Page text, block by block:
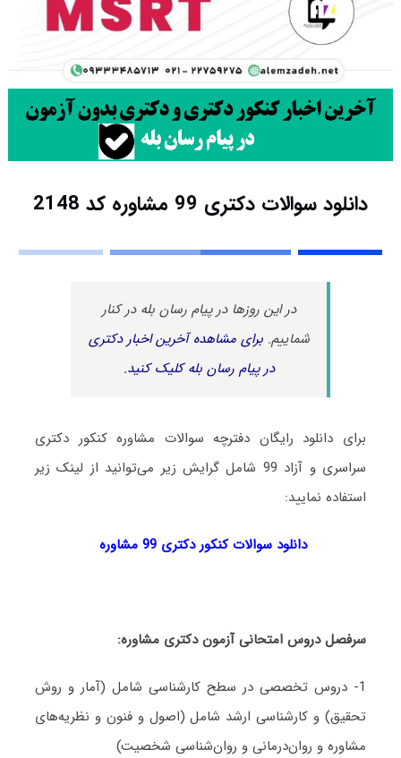
دانلود سوالات دکتری 99 مشاوره کد 2148
در این روزها در پیام رسان بله در کنار
شماییم.برای مشاهده آخرین اخبار دکتری
در پیام رسان بله کلیک کنید.
برای دانلود رایگان دفترچه سوالات مشاوره کنکور دکتری
سراسری و آزاد 99 شامل گرایش‌ زیر می‌توانید از لینک زیر
استفاده نمایید:
دانلود سوالات کنکور دکتری 99 مشاوره
سرفصل دروس امتحانی آزمون دکتری مشاوره:
1- دروس تخصصی در سطح کارشناسی شامل (آمار و روش
تحقیق) و کارشناسی ارشد شامل (اصول و فنون و نظریه‌های
مشاوره و روان‌درمانی و روان‌شناسی شخصیت)